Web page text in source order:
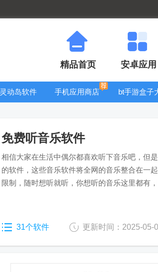
精品首页 安卓应用
灵动岛软件 手机应用商店
bt手游盒子
免费听音乐软件
相信大家在生活中偶尔都喜欢听下音乐吧，但
的软件，这些音乐软件将全网的音乐整合在一
限制，随时想听就听，你想听的音乐这里都有
31个软件 更新时间：2025-05-